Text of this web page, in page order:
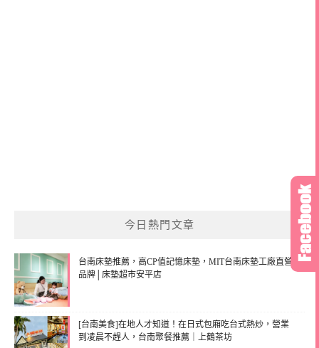
今日熱門文章
台南床墊推薦，高CP值記憶床墊，MIT台南床墊工廠直營
品牌│床墊超市安平店
[台南美食]在地人才知道！在日式包廂吃台式熱炒，營業
到凌晨不趕人，台南聚餐推薦｜上鶴茶坊